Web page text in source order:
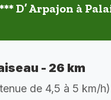
*** D’ Arpajon à
- 26 km
de 4,5 à 5 km/h)